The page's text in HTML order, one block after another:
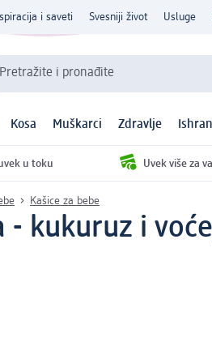
i saveti Svesniji život Usluge
Pretražite i pronađite
Kosa Muškarci Zdravlje
u toku Uvek više za
Kašice za bebe
- kukuruz i